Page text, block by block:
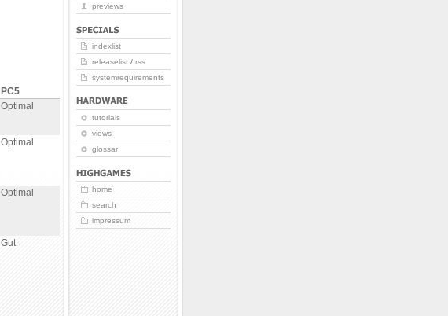
PC5
Optimal
Optimal
Optimal
Gut
previews
indexlist
releaselist / rss
systemrequirements
tutorials
views
glossar
home
search
impressum